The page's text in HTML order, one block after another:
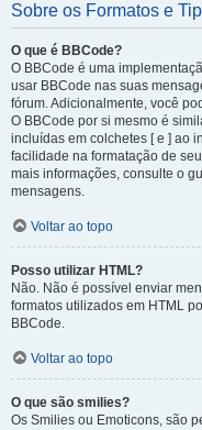
Sobre os Formatos e
O que é BBCode?
O BBCode é uma
usar BBCode nas suas
fórum. Adicionalmente, você
O BBCode por si mesmo é
incluídas em colchetes [ e ] ao
facilidade na formatação de
mais informações, consulte o
mensagens.
Voltar ao topo
Posso utilizar HTML?
Não. Não é possível enviar
formatos utilizados em HTML
BBCode.
Voltar ao topo
O que são smilies?
Os Smilies ou Emoticons, são